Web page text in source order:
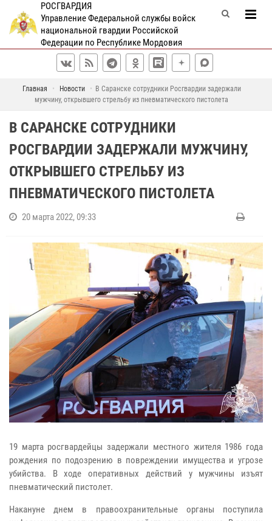
РОСГВАРДИЯ
Управление Федеральной службы войск
национальной гвардии Российской
Федерации по Республике Мордовия
Главная Новости
В Саранске сотрудники Росгвардии задержали
мужчину, открывшего стрельбу из пневматического пистолета
В САРАНСКЕ СОТРУДНИКИ
РОСГВАРДИИ ЗАДЕРЖАЛИ МУЖЧИНУ,
ОТКРЫВШЕГО СТРЕЛЬБУ ИЗ
ПНЕВМАТИЧЕСКОГО ПИСТОЛЕТА
20 марта 2022, 09:33
19 марта росгвардейцы задержали местного жителя 1986 года
рождения по подозрению в повреждении имущества и угрозе
убийства. В ходе оперативных действий у мужчины изъят
пневматический пистолет.
Накануне днем в правоохранительные органы поступила